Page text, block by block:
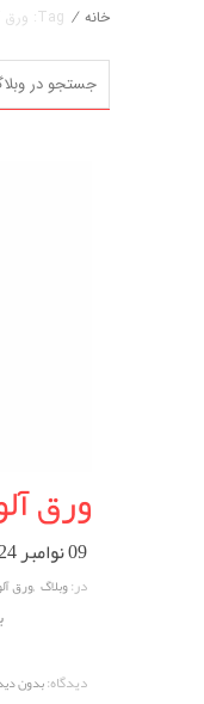
خانه / Tag: ورق آلومینیوم یزد
ورق
09 نوامبر 2024
در:وبلاگ ,ورق
دیدگاه:بدون